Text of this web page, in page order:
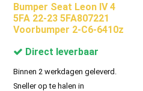
Bumper Seat Leon IV 4
5FA 22-23 5FA807221
Voorbumper 2-C6-6410z
Direct leverbaar
Binnen 2 werkdagen geleverd.
Sneller op te halen in